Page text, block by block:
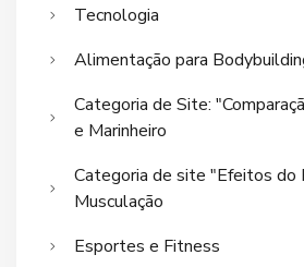
Tecnologia
Alimentação para
Categoria de Site:
e Marinheiro
Categoria de site "Efeitos do
Musculação
Esportes e Fitness